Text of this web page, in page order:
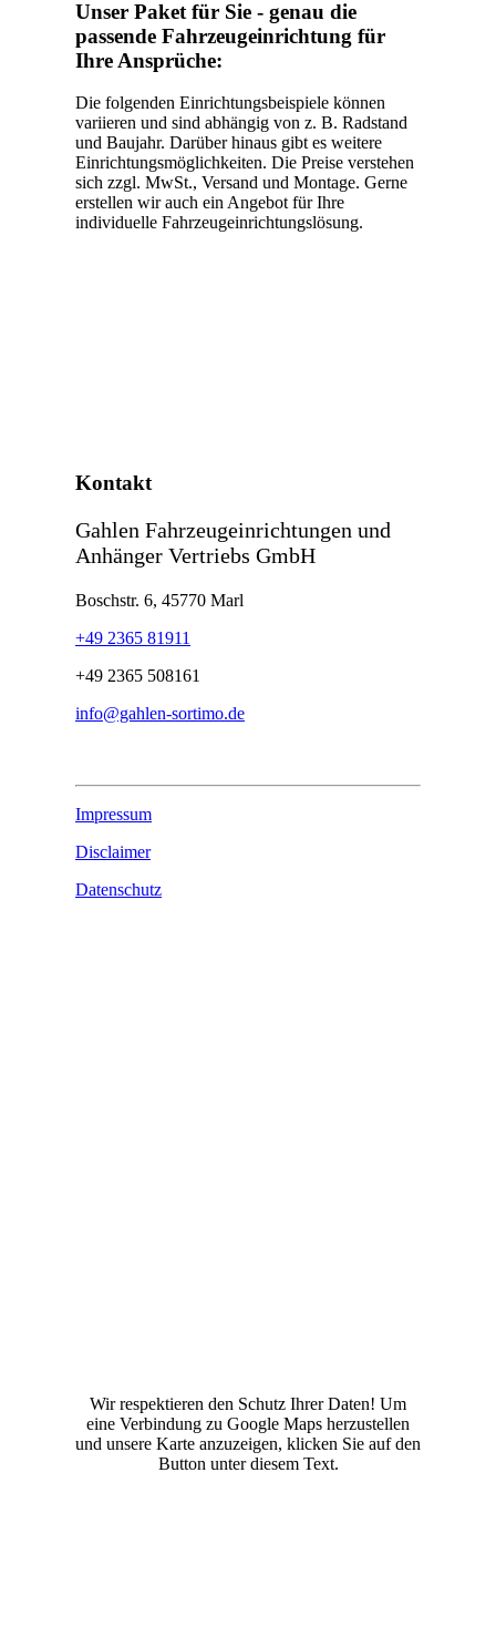
Unser Paket für Sie - genau die
passende Fahrzeugeinrichtung für
Ihre Ansprüche:
Die folgenden Einrichtungsbeispiele können
variieren und sind abhängig von z. B. Radstand
und Baujahr. Darüber hinaus gibt es weitere
Einrichtungsmöglichkeiten. Die Preise verstehen
sich zzgl. MwSt., Versand und Montage. Gerne
erstellen wir auch ein Angebot für Ihre
individuelle Fahrzeugeinrichtungslösung.
Kontakt
Gahlen Fahrzeugeinrichtungen und
Anhänger Vertriebs GmbH
Boschstr. 6, 45770 Marl
+49 2365 81911
+49 2365 508161
info@gahlen-sortimo.de
Impressum
Disclaimer
Datenschutz
Wir respektieren den Schutz Ihrer Daten! Um
eine Verbindung zu Google Maps herzustellen
und unsere Karte anzuzeigen, klicken Sie auf den
Button unter diesem Text.